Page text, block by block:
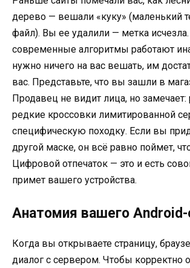
дерево — вешали «куку» (маленький
файл). Вы ее удалили — метка
современные алгоритмы работают
нужно ничего на вас вешать, им
вас. Представьте, что вы зашли в
Продавец не видит лица, но замечает:
редкие кроссовки лимитированной
специфическую походку. Если вы
другой маске, он всё равно поймет,
Цифровой отпечаток — это и есть
примет вашего устройства.
Анатомия вашего Android-
Когда вы открываете страницу,
диалог с сервером. Чтобы корректно